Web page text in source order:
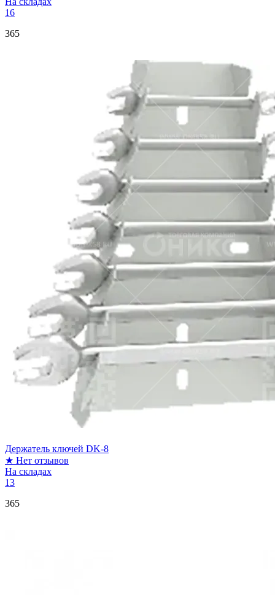
16
365
Держатель ключей DK-8
★ Нет отзывов
На складах
13
365